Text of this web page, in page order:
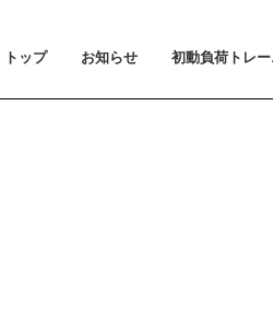
トップ お知らせ
お知らせ
メディア掲載
初動負荷トレ
初動負荷トレ
小山 裕史博士
BeMoLo®シュ